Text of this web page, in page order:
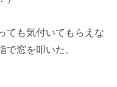
ても気付いてもらえな
で窓を叩いた。